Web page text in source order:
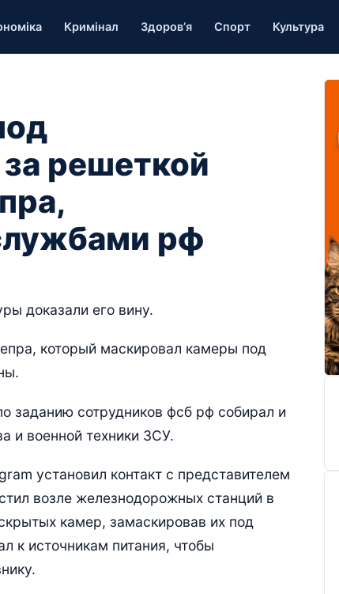
Кримінал Здоров’я Спорт Культура
за решеткой
рф
доказали его вину.
который маскировал камеры под
заданию сотрудников фсб рф собирал и
и военной техники ЗСУ.
установил контакт с представителем
возле железнодорожных станций в
камер, замаскировав их под
к источникам питания, чтобы